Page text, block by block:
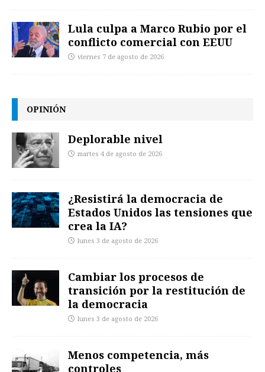
Lula culpa a Marco Rubio por el
conflicto comercial con EEUU
viernes 7 de agosto de 2026
OPINIÓN
Deplorable nivel
martes 4 de agosto de 2026
¿Resistirá la democracia de
Estados Unidos las tensiones que
crea la IA?
lunes 3 de agosto de 2026
Cambiar los procesos de
transición por la restitución de
la democracia
lunes 3 de agosto de 2026
Menos competencia, más
controles